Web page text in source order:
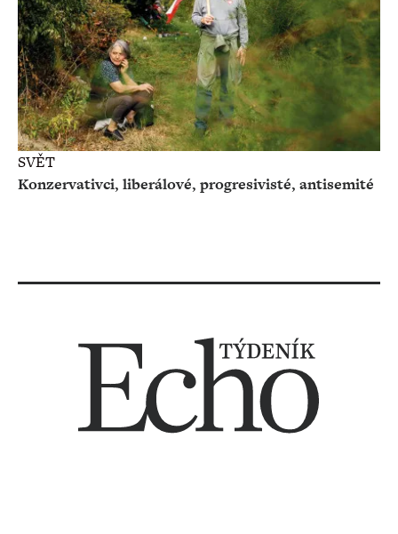
SVĚT
Konzervativci, liberálové, progresivisté, antisemité